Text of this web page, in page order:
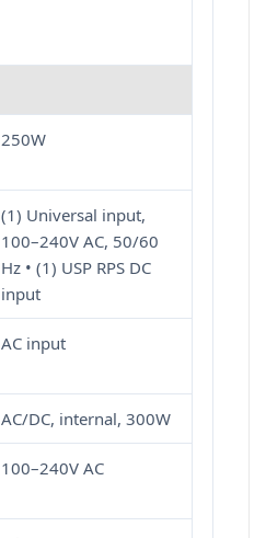
250W
(1) Universal input,
100–240V AC, 50/60
Hz • (1) USP RPS DC
input
AC input
AC/DC, internal, 300W
100–240V AC